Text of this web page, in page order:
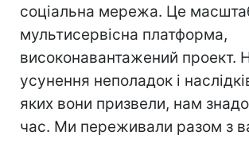
соціальна мережа. Це
мультисервісна платформа,
високонавантажений проект.
усунення неполадок і
яких вони призвели, нам
час. Ми переживали разом з